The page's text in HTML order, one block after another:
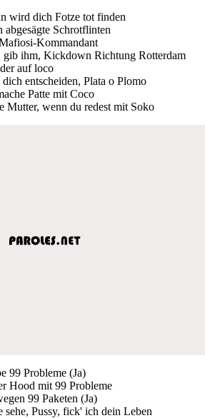
wird dich Fotze tot finden
abgesägte Schrotflinten
Kommandant
gib ihm, Kickdown Richtung Rotterdam
auf loco
entscheiden, Plata o Plomo
Patte mit Coco
Mutter, wenn du redest mit Soko
99 Probleme (Ja)
Hood mit 99 Probleme
99 Paketen (Ja)
Pussy, fick' ich dein Leben